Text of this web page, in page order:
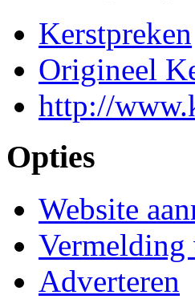
Kerstpreken
Origineel
http://
Opties
Website
Adverteren